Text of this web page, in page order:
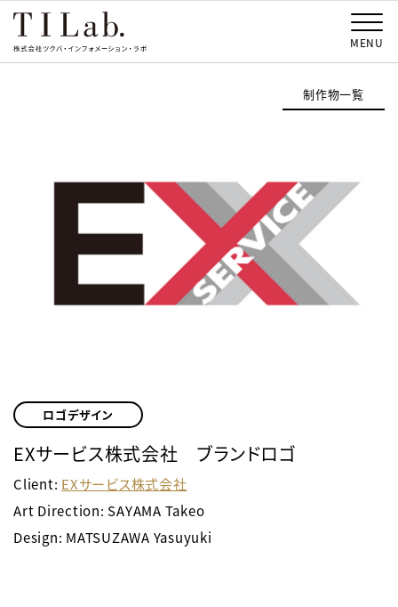
MENU
ロゴデザイン
EXサービス株式会社 ブランドロゴ
Client: EXサービス株式会社
Art Direction: SAYAMA Takeo
Design: MATSUZAWA Yasuyuki
制作物一覧